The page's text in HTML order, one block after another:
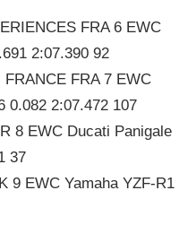
FRA 6 EWC
2:07.390 92
FRA 7 EWC
0.082 2:07.472 107
8 EWC Ducati Panigale
37
9 EWC Yamaha YZF-R1